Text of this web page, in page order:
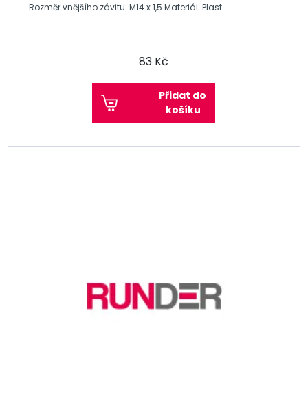
Rozměr vnějšího závitu: M14 x 1,5 Materiál: Plast
83 Kč
Přidat do
košíku